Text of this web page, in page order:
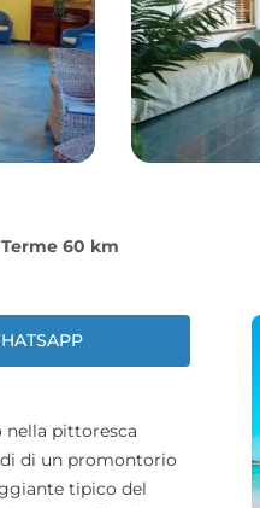
60 km
nella pittoresca
di un promontorio
tipico del